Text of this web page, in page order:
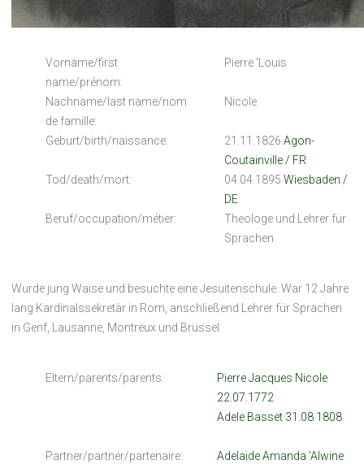
Vorname/first
name/prénom:
Pierre 'Louis
Nachname/last name/nom
de famille:
Nicole
Geburt/birth/naissance: 21.11.1826 Agon-
Coutainville / FR
Tod/death/mort:
04.04.1895 Wiesbaden /
DE
Beruf/occupation/métier:
Theologe und Lehrer für
Sprachen
Wurde jung Waise und besuchte eine Jesuitenschule. War 12 Jahre
lang Kardinalssekretär in Rom, anschließend Lehrer für Sprachen
in Genf, Lausanne, Montreux und Brüssel.
Eltern/parents/parents:
Pierre Jacques Nicole
22.07.1772
Adele Basset 31.08.1808
Partner/partner/partenaire:
Adelaide Amanda 'Alwine